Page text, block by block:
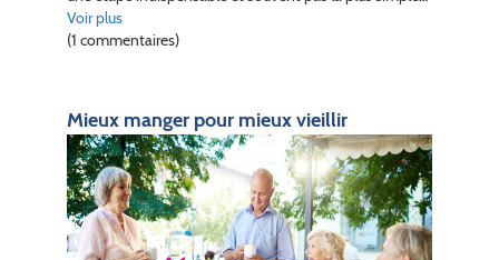
Voir plus
(1 commentaires)
Mieux manger pour mieux vieillir